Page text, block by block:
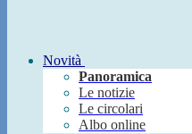
Novità
Panoramica
Le notizie
Le circolari
Albo online